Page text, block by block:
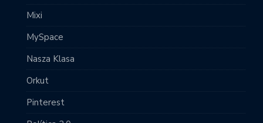
Mixi
MySpace
Nasza Klasa
Orkut
Pinterest